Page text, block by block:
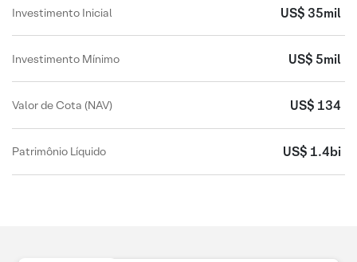
Investimento Inicial US$ 35mil
Investimento Mínimo US$ 5mil
Valor de Cota (NAV) US$ 134
Patrimônio Líquido US$ 1.4bi